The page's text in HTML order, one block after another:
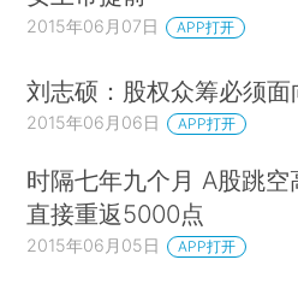
2015年06月07日 APP打开
刘志硕：股权众筹必须面
2015年06月06日 APP打开
时隔七年九个月 A股跳空
直接重返5000点
2015年06月05日 APP打开